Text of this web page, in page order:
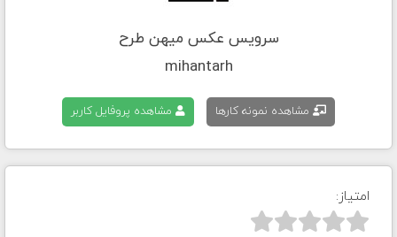
سرویس عکس میهن طرح
mihantarh
مشاهده نمونه کارها مشاهده پروفایل کاربر
امتیاز:


